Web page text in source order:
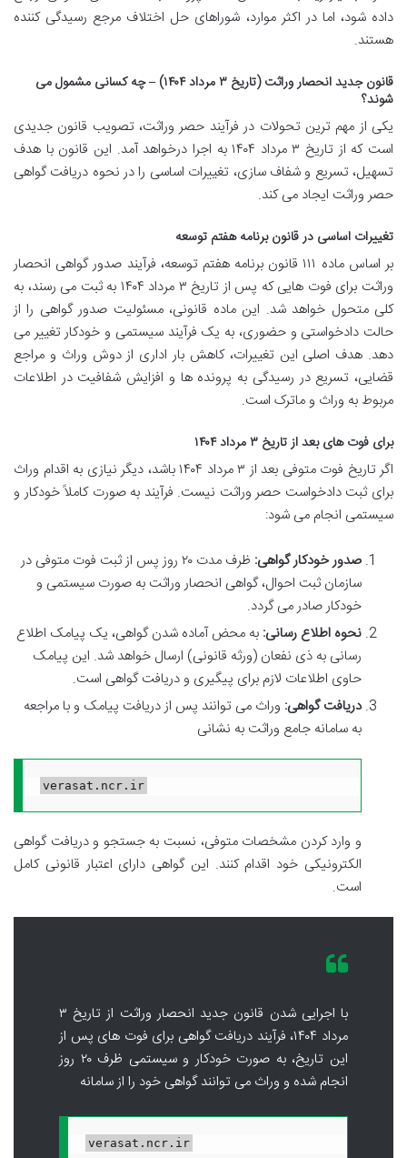
داده شود، اما در اکثر موارد، شوراهای حل اختلاف مرجع رسیدگی کننده
هستند.
قانون جدید انحصار وراثت (تاریخ ۳ مرداد ۱۴۰۴) – چه کسانی مشمول می
شوند؟
یکی از مهم ترین تحولات در فرآیند حصر وراثت، تصویب قانون جدیدی
است که از تاریخ ۳ مرداد ۱۴۰۴ به اجرا درخواهد آمد. این قانون با هدف
تسهیل، تسریع و شفاف سازی، تغییرات اساسی را در نحوه دریافت گواهی
حصر وراثت ایجاد می کند.
تغییرات اساسی در قانون برنامه هفتم توسعه
بر اساس ماده ۱۱۱ قانون برنامه هفتم توسعه، فرآیند صدور گواهی انحصار
وراثت برای فوت هایی که پس از تاریخ ۳ مرداد ۱۴۰۴ به ثبت می رسند، به
کلی متحول خواهد شد. این ماده قانونی، مسئولیت صدور گواهی را از
حالت دادخواستی و حضوری، به یک فرآیند سیستمی و خودکار تغییر می
دهد. هدف اصلی این تغییرات، کاهش بار اداری از دوش وراث و مراجع
قضایی، تسریع در رسیدگی به پرونده ها و افزایش شفافیت در اطلاعات
مربوط به وراث و ماترک است.
برای فوت های بعد از تاریخ ۳ مرداد ۱۴۰۴
اگر تاریخ فوت متوفی بعد از ۳ مرداد ۱۴۰۴ باشد، دیگر نیازی به اقدام وراث
برای ثبت دادخواست حصر وراثت نیست. فرآیند به صورت کاملاً خودکار و
سیستمی انجام می شود:
صدور خودکار گواهی:
ظرف مدت ۲۰ روز پس از ثبت فوت متوفی در
سازمان ثبت احوال، گواهی انحصار وراثت به صورت سیستمی و
خودکار صادر می گردد.
نحوه اطلاع رسانی: به محض آماده شدن گواهی، یک پیامک اطلاع
رسانی به ذی نفعان (ورثه قانونی) ارسال خواهد شد. این پیامک
حاوی اطلاعات لازم برای پیگیری و دریافت گواهی است.
دریافت گواهی: وراث می توانند پس از دریافت پیامک و با مراجعه
به سامانه جامع وراثت به نشانی
verasat.ncr.ir
و وارد کردن مشخصات متوفی، نسبت به جستجو و دریافت گواهی
الکترونیکی خود اقدام کنند. این گواهی دارای اعتبار قانونی کامل
است.
با اجرایی شدن قانون جدید انحصار وراثت از تاریخ ۳
مرداد ۱۴۰۴، فرآیند دریافت گواهی برای فوت های پس از
این تاریخ، به صورت خودکار و سیستمی ظرف ۲۰ روز
انجام شده و وراث می توانند گواهی خود را از سامانه
verasat.ncr.ir